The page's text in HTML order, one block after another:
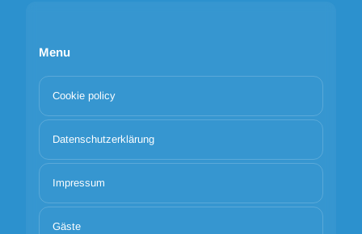
Menu
Cookie policy
Datenschutzerklärung
Impressum
Gäste